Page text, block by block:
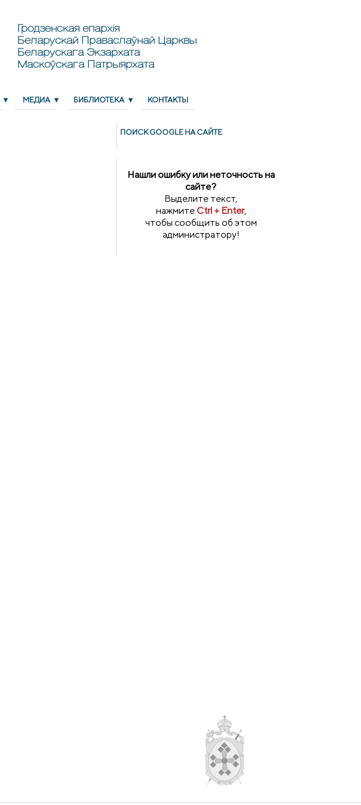
Гродзенская епархія
Беларускай Праваслаўнай Царквы
Беларускага Экзархата
Маскоўскага Патрыярхата
МЕДИА БИБЛИОТЕКА КОНТАКТЫ
ПОИСК GOОGLE НА САЙТЕ
Нашли ошибку или неточность на
сайте?
Выделите текст,
нажмитеCtrl + Enter,
чтобы сообщить об этом
администратору!